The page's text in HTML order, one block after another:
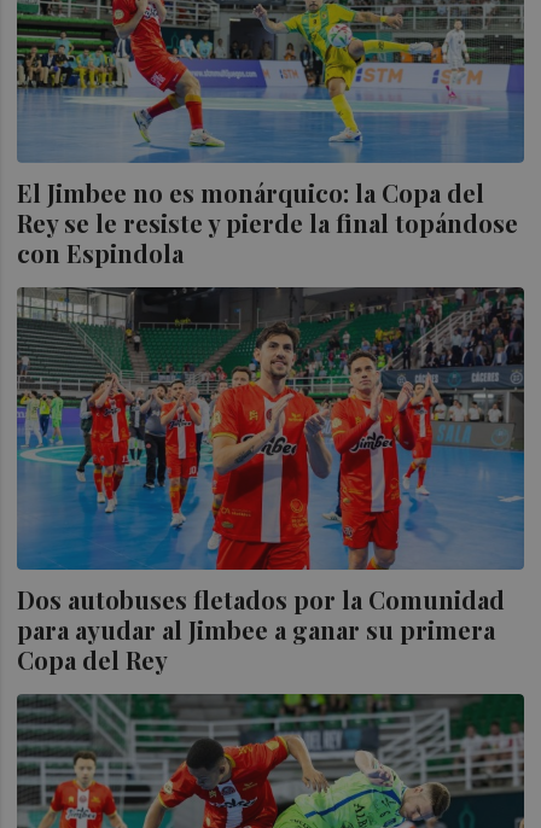
El Jimbee no es monárquico: la Copa del
Rey se le resiste y pierde la final topándose
con Espindola
Dos autobuses fletados por la Comunidad
para ayudar al Jimbee a ganar su primera
Copa del Rey